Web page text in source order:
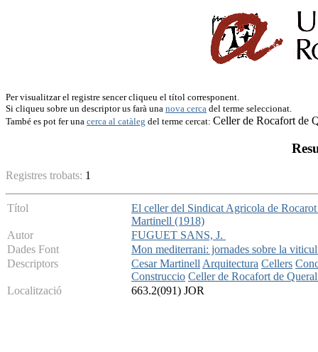
Per visualitzar el registre sencer cliqueu el títol corresponent.
Si cliqueu sobre un descriptor us farà una nova cerca del terme seleccionat.
També es pot fer una cerca al catàleg del terme cercat: Celler de Rocafort de
Registres trobats: 1
Títol
El celler del Sindicat Agricola de
Martinell (1918)
Autor
FUGUET SANS, J.
Dades Font
Mon mediterrani: jornades sobre la
Descriptors
Cesar MartinellArquitectura Cellers
Construccio Celler de Rocafort de
Localització
663.2(091) JOR